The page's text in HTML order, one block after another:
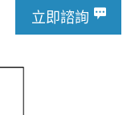
立即諮詢